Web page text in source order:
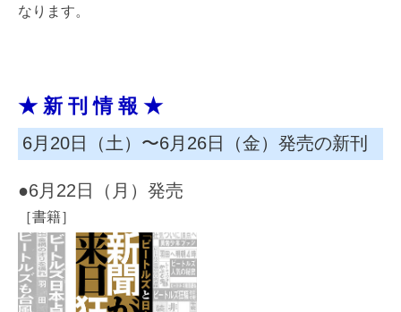
なります。
★ 新 刊 情 報 ★
6月20日（土）〜6月26日（金）発売の新刊
●6月22日（月）発売
［書籍］